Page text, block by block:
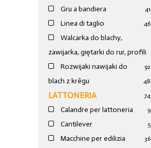
Gru a bandiera 41
Linea di taglio 46
Walcarka do blachy,
zawijarka, giętarki do rur, profili
92
Rozwijaki nawijaki do
blach z krêgu
48
LATTONERIA 74
Calandre per lattoneria 9
Cantilever 5
Macchine per edilizia 36